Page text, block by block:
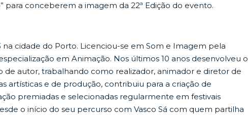
para conceberem a imagem da 22ª Edição do evento.
na cidade do Porto. Licenciou-se em Som e Imagem pela
em Animação. Nos últimos 10 anos desenvolveu o
de autor, trabalhando como realizador, animador e diretor de
artísticas e de produção, contribuiu para a criação de
premiadas e selecionadas regularmente em festivais
o início do seu percurso com Vasco Sá com quem partilha